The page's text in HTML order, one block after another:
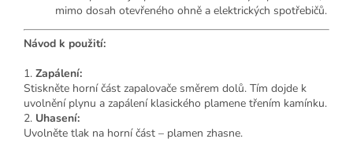
mimo dosah otevřeného ohně a elektrických spotřebičů.
Návod k použití:
1. Zapálení:
Stiskněte horní část zapalovače směrem dolů. Tím dojde k
uvolnění plynu a zapálení klasického plamene třením kamínku.
2. Uhasení:
Uvolněte tlak na horní část – plamen zhasne.